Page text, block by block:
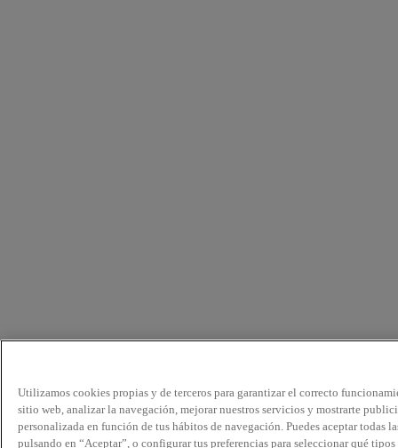
Utilizamos cookies propias y de terceros para garantizar el correcto
sitio web, analizar la navegación, mejorar nuestros servicios y mostrarte
personalizada en función de tus hábitos de navegación. Puedes aceptar todas
pulsando en “Aceptar”, o configurar tus preferencias para seleccionar qué tipos